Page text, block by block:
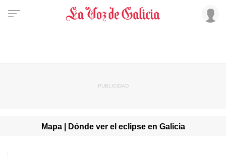
Mapa | Dónde ver el eclipse en Galicia